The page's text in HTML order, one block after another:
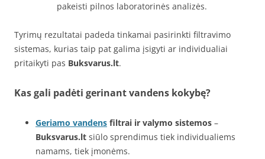
pakeisti pilnos laboratorinės analizės.
Tyrimų rezultatai padeda tinkamai pasirinkti filtravimo
sistemas, kurias taip pat galima įsigyti ar individualiai
pritaikyti pas Buksvarus.lt.
Kas gali padėti gerinant vandens kokybę?
Geriamo vandens filtrai ir valymo sistemos –
Buksvarus.lt siūlo sprendimus tiek individualiems
namams, tiek įmonėms.